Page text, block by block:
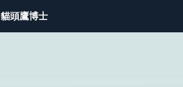
貓頭鷹博士